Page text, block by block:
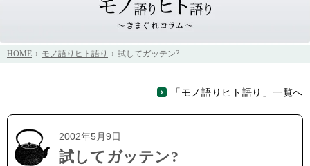
HOME モノ語りヒト語り 試してガッテン?
「モノ語りヒト語り」一覧へ
2002年5月9日
試してガッテン?